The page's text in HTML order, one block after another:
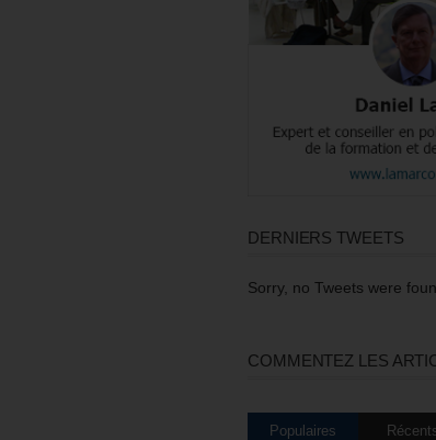
DERNIERS TWEETS
Sorry, no Tweets were
COMMENTEZ LES
Populaires